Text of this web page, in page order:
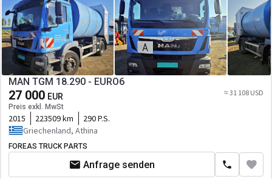
Getriebe
Schaltgetriebe
MAN TGM 18.290 - EURO6
27 000 EUR
Preis exkl. MwSt
≈ 31 108 USD
2015 223509 km
290 P.S.
Griechenland, Athina
FOREAS TRUCK PARTS
Anfrage senden